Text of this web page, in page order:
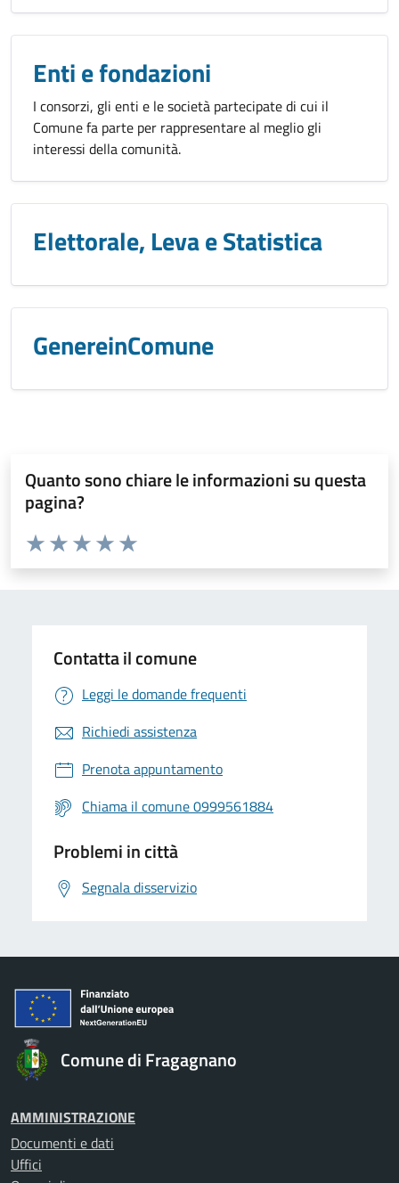
Enti e fondazioni
I consorzi, gli enti e le società partecipate di cui il
Comune fa parte per rappresentare al meglio gli
interessi della comunità.
Elettorale, Leva e Statistica
GenereinComune
Quanto sono chiare le informazioni su questa
pagina?
Valuta da 1 a 5 stelle la pagina
Valuta 5 stelle su 5
Valuta 4 stelle su 5
Valuta 3 stelle su 5
Valuta 2 stelle su 5
Valuta 1 stelle su 5
Contatta il comune
Leggi le domande frequenti
Richiedi assistenza
Prenota appuntamento
Chiama il comune 0999561884
Problemi in città
Segnala disservizio
Comune di Fragagnano
AMMINISTRAZIONE
Documenti e dati
Uffici